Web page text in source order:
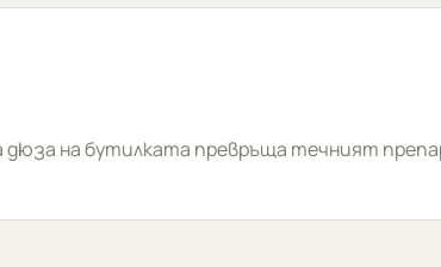
на бутилката превръща течният